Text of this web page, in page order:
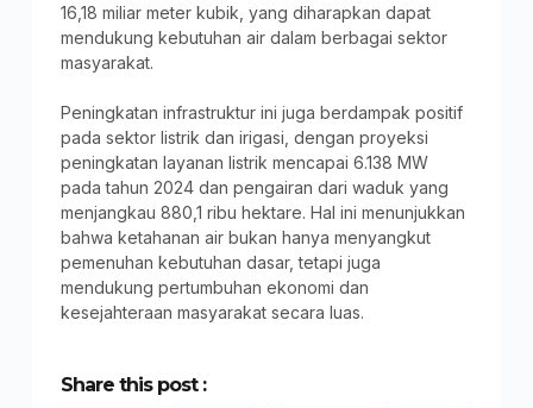
16,18 miliar meter kubik, yang diharapkan dapat
mendukung kebutuhan air dalam berbagai sektor
masyarakat.
Peningkatan infrastruktur ini juga berdampak positif
pada sektor listrik dan irigasi, dengan proyeksi
peningkatan layanan listrik mencapai 6.138 MW
pada tahun 2024 dan pengairan dari waduk yang
menjangkau 880,1 ribu hektare. Hal ini menunjukkan
bahwa ketahanan air bukan hanya menyangkut
pemenuhan kebutuhan dasar, tetapi juga
mendukung pertumbuhan ekonomi dan
kesejahteraan masyarakat secara luas.
Share this post :